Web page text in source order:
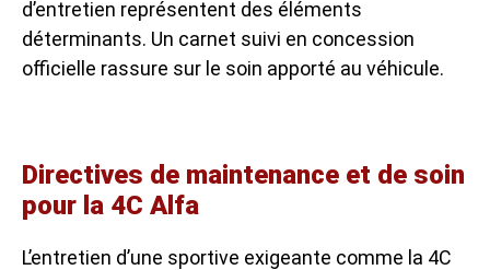
d’entretien représentent des éléments
déterminants. Un carnet suivi en concession
officielle rassure sur le soin apporté au véhicule.
Directives de maintenance et de soin
pour la 4C Alfa
L’entretien d’une sportive exigeante comme la 4C